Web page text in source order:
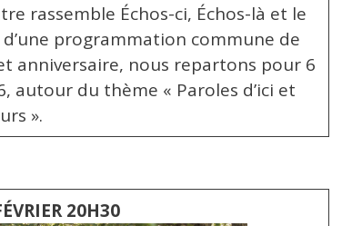
rassemble Échos-ci, Échos-là et le
programmation commune de
anniversaire, nous repartons pour 6
autour du thème « Paroles d’ici et
».
20H30